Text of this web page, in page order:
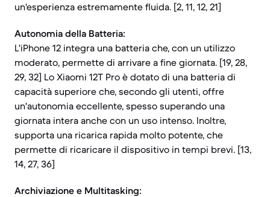
un'esperienza estremamente fluida. [2, 11, 12, 21]
Autonomia della Batteria:
L'iPhone 12 integra una batteria che, con un utilizzo
moderato, permette di arrivare a fine giornata. [19, 28,
29, 32] Lo Xiaomi 12T Pro è dotato di una batteria di
capacità superiore che, secondo gli utenti, offre
un'autonomia eccellente, spesso superando una
giornata intera anche con un uso intenso. Inoltre,
supporta una ricarica rapida molto potente, che
permette di ricaricare il dispositivo in tempi brevi. [13,
14, 27, 36]
Archiviazione e Multitasking: